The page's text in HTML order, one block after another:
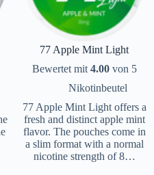
77 Apple Mint Light
Bewertet mit 4.00von 5
Nikotinbeutel
77 Apple Mint Light offers a
fresh and distinct apple mint
flavor. The pouches come in
a slim format with a normal
nicotine strength of 8…